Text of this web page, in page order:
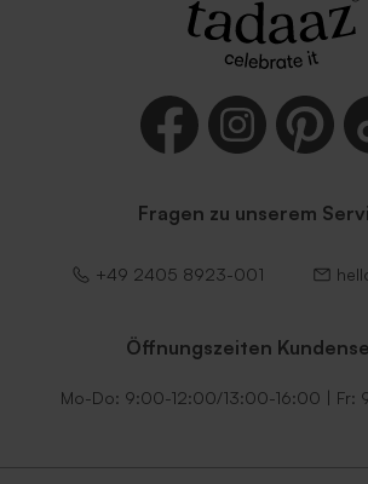
Zartrosa Umschlag Roter
Fragen zu unserem
+49 2405 8923-001
Öffnungszeiten
Mo-Do: 9:00-12:00/13:00-16:00 | Fr: